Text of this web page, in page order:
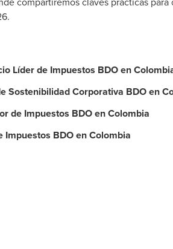
Líder de Impuestos BDO en
Sostenibilidad Corporativa BDO en
de Impuestos BDO en Colombia
Impuestos BDO en Colombia